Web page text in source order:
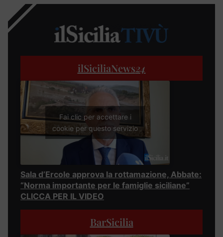
ilSiciliaNews24
Fai clic per accettare i
cookie per questo servizio
Sala d’Ercole approva la rottamazione, Abbate:
“Norma importante per le famiglie siciliane”
CLICCA PER IL VIDEO
BarSicilia